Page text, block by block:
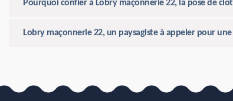
Pourquoi confier à Lobry maçonnerie 22, la pose de
Lobry maçonnerie 22, un paysagiste à appeler pour